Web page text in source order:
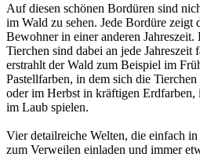
Auf diesen schönen Bordüren sind
im Wald zu sehen. Jede Bordüre zeigt
Bewohner in einer anderen
Tierchen sind dabei an jede Jahreszeit
erstrahlt der Wald zum Beispiel im
Pastellfarben, in dem sich die
oder im Herbst in kräftigen Erdfarben,
im Laub spielen.
Vier detailreiche Welten, die einfach
zum Verweilen einladen und immer